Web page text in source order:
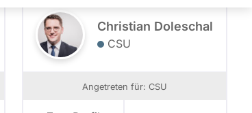
Christian Doleschal
CSU
Angetreten für: CSU